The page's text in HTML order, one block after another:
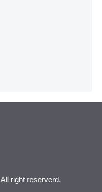
right reserverd.